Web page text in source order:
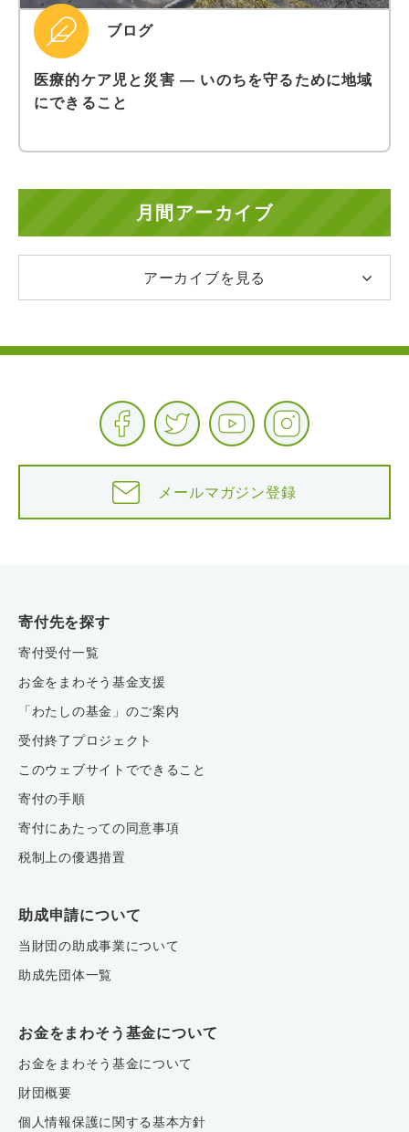
ブログ
医療的ケア児と災害 ― いのちを守るために地域
にできること
月間アーカイブ
アーカイブを見る
メールマガジン登録
寄付先を探す
寄付受付一覧
お金をまわそう基金支援
「わたしの基金」のご案内
受付終了プロジェクト
このウェブサイトでできること
寄付の手順
寄付にあたっての同意事項
税制上の優遇措置
助成申請について
当財団の助成事業について
助成先団体一覧
お金をまわそう基金について
お金をまわそう基金について
財団概要
個人情報保護に関する基本方針